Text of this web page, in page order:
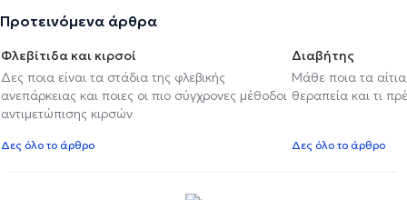
Προτεινόμενα άρθρα
Φλεβίτιδα και κιρσοί
Δες ποια είναι τα στάδια της φλεβικής
ανεπάρκειας και ποιες οι πιο σύγχρονες μέθοδοι
αντιμετώπισης κιρσών
Δες όλο το άρθρο
Διαβήτης
Μάθε ποια τα
θεραπεία και τι
Δες όλο το άρθρο